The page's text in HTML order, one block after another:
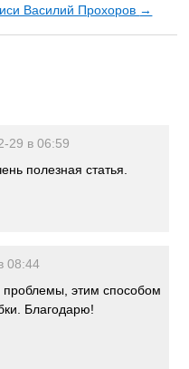
Василий Прохоров →
29 в 06:59
полезная статья.
08:44
этим способом
Благодарю!